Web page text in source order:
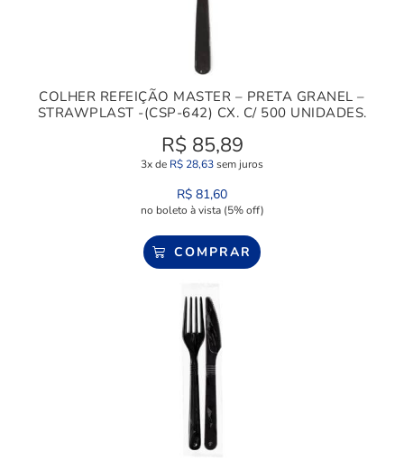
COLHER REFEIÇÃO MASTER – PRETA GRANEL –
STRAWPLAST -(CSP-642) CX. C/ 500 UNIDADES.
R$ 85,89
3x de R$ 28,63sem juros
R$ 81,60
no boleto à vista (5% off)
COMPRAR